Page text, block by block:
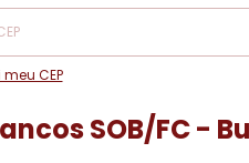
CEP
SOB/FC -